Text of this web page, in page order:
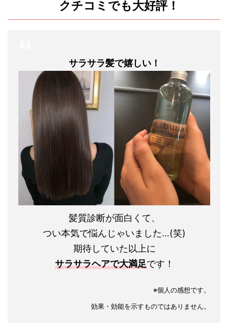
クチコミでも大好評！
サラサラ髪で嬉しい！
髪質診断が面白くて、
つい本気で悩んじゃいました…(笑)
期待していた以上に
サラサラヘアで大満足です！
※個人の感想です。
効果・効能を示すものではありません。